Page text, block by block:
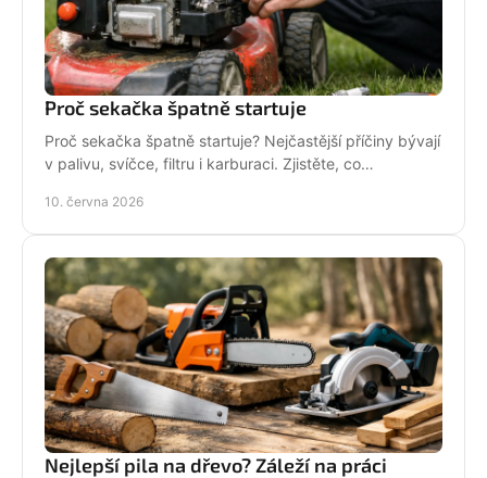
Proč sekačka špatně startuje
Proč sekačka špatně startuje? Nejčastější příčiny bývají
v palivu, svíčce, filtru i karburaci. Zjistěte, co
10. června 2026
Nejlepší pila na dřevo? Záleží na práci